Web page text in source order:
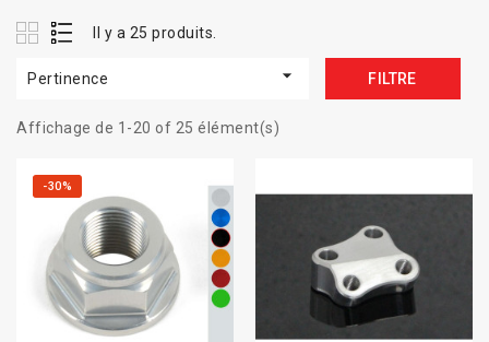
Il y a 25 produits.
Pertinence  FILTRE
Affichage de 1-20 of 25 élément(s)
-30%